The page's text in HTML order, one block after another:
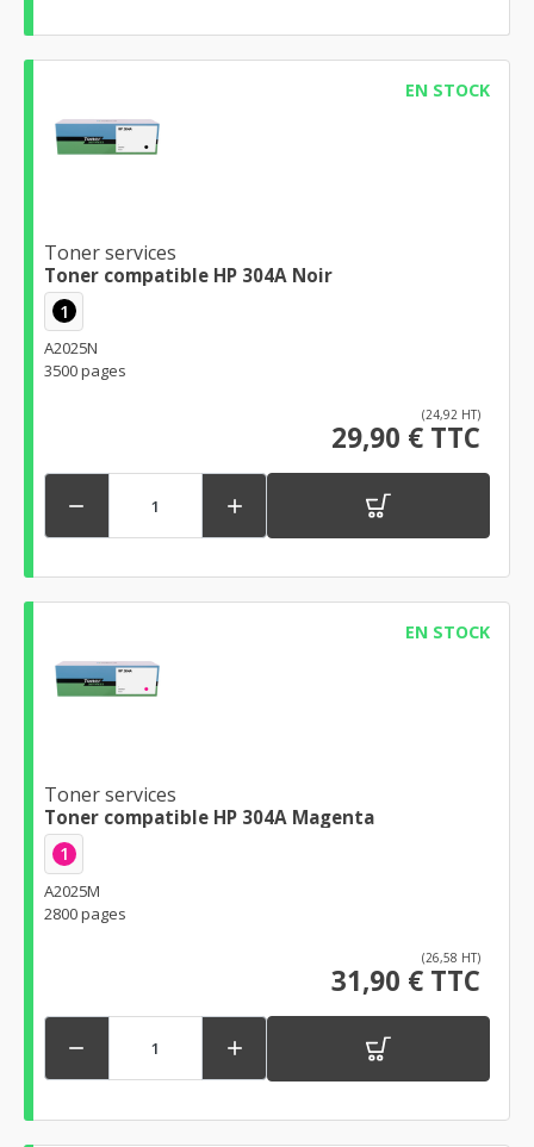
EN STOCK
Toner services
Toner compatible HP 304A Noir
1
A2025N
3500 pages
(24,92 HT)
29,90 € TTC
 
EN STOCK
Toner services
Toner compatible HP 304A Magenta
1
A2025M
2800 pages
(26,58 HT)
31,90 € TTC
 